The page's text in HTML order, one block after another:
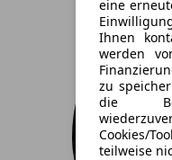
eine
Ihnen
werden
zu
die
Cookies/
teilweise